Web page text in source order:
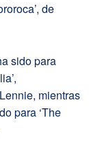
de
sido para
mientras
para ‘The